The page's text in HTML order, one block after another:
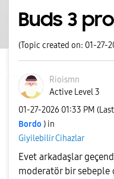
Buds 3 pro
(Topic created on: 01-27-
Rioismn
Active Level 3
‎01-27-2026 01:33 PM
Bordo ) in
Giyilebilir Cihazlar
Evet arkadaşlar
moderatör bir